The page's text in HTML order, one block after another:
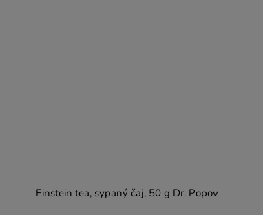
Einstein tea, sypaný čaj, 50 g Dr. Popov